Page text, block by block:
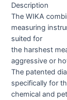
Description
The WIKA
measuring
suited for
the harshest
aggressive or
The patented
specifically for
chemical and